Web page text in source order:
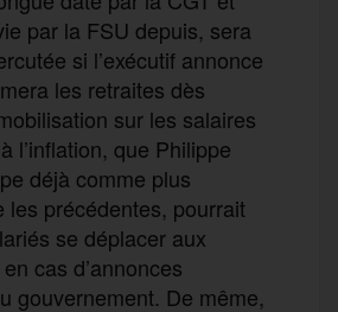
par la FSU depuis, sera
si l’exécutif annonce
les retraites dès
sur les salaires
l’inflation, que Philippe
déjà comme plus
les précédentes, pourrait
se déplacer aux
cas d’annonces
gouvernement. De même,